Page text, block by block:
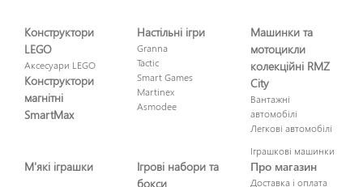
Конструктори
LEGO
Аксесуари LEGO
Конструктори
магнітні
SmartMax
Настільні ігри
Granna
Tactic
Smart Games
Martinex
Asmodee
Машинки та
мотоцикли
колекційні RMZ
City
Вантажні
автомобілі
Легкові автомобілі
Іграшкові машинки
М'які іграшки
Ігрові набори та
бокси
Про магазин
Доставка і оплата